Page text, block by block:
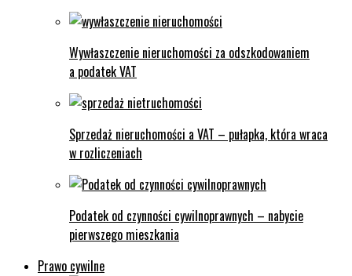
Wywłaszczenie nieruchomości za odszkodowaniem
a podatek VAT
Sprzedaż nieruchomości a VAT – pułapka, która wraca
w rozliczeniach
Podatek od czynności cywilnoprawnych – nabycie
pierwszego mieszkania
Prawo cywilne